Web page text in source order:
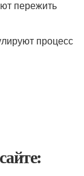
пережить
процесс